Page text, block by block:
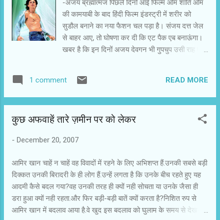
कि उसने फिल्म देख ली है। दूसरी फिल्म व...
-अजय ब्रह्मात्मज पिछले दिनों आई फिल्म ओम शांति ओम
की कामयाबी के बाद हिंदी फिल्म इंडस्ट्री में शरीर को
सुडौल बनाने का नया फैशन चल पड़ा है। संजय दत्त जेल
से बाहर आए, तो घोषणा कर दी कि एट पैक एब बनाऊंगा।
खबर है कि इन दिनों अजय देवगन भी गुपचुप उसी राह पर
कि एक्टिंग के लिए शरीर का सुगठित होना जरूरी है। अभी
के फैशन को देखकर कहा जा सकता है कि अगर दारा सिंह
भूमिकाएं उन्हें ही मिलतीं! हिंदी फिल्मों का इतिहास पलट कर
को इतना महत्व नहीं दिया। शाहरुख खान भी ओम शांति
उनकी अदम्य ऊर्जा की चर्चा अवश्य होती थी। के.एल.
सहगल और पृथ्वीराज कपूर से लेकर रणबीर कपूर तक को
देखें, तो हम पाएंगे कि भारतीय दर्शकों ने कभी स्टार या
एक्टर के सुडौल शरीर को अधिक महत्व नहीं दिया। हिंदी
फिल्मों के पॉपुलर स्टार अदाओं और अभिनय की वजह से
1 comment READ MORE
कुछ अफवाहें तारे ज़मीन पर को लेकर
- December 20, 2007
आमिर खान चाहें न चाहें वह विवादों में रहने के लिए अभिशप्त हैं.उनकी सबसे बड़ी
दिक्कत उनकी बिरादरी के ही लोग हैं.उन्हें लगता है कि उनके बीच रहते हुए यह
आदमी कैसे बदल गया?वह उनकी तरह ही क्यों नही सोचता या उनके जैसा ही
डरा हुआ क्यों नही रहता.और फिर बड़ी-बड़ी बातें क्यों करता है?निशित रुप से
आमिर खान में बदलाव आया है.वे खुद इस बदलाव को घुलाम के समय से देखते